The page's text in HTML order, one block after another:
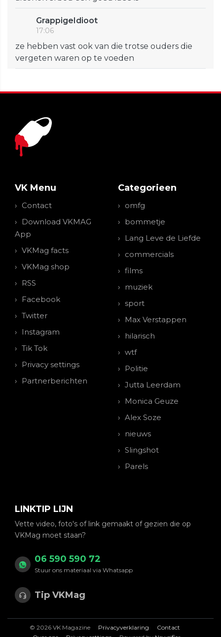
GrappigeIdioot
17:06
ze hebben vast ook van die trotse ouders die
vergeten waren op te voeden
VK Menu
Contact
Download VKMAG
App
VKMag facts
VKMag shop
RSS
Facebook
Twitter
Instagram
Tik Tok
Privacy settings
Partnerberichten
Categorieen
omfg
bommetje
Lang Leve de Liefde
commercials
films
muziek
sport
Max Verstappen
hilarisch
wtf
Politie
Jutta Leerdam
Monica Geuze
Alex Soze
nieuws
Slingshot
Parels
LINKTIP LIJN
Vette video, foto's of link gemaakt of gezien die op
VKMag moet staan?
06 590 590 72
Stuur ons materiaal via Whatsapp
Tip VKMag
© 2026 VK Magazine Privacyverklaring
Contact